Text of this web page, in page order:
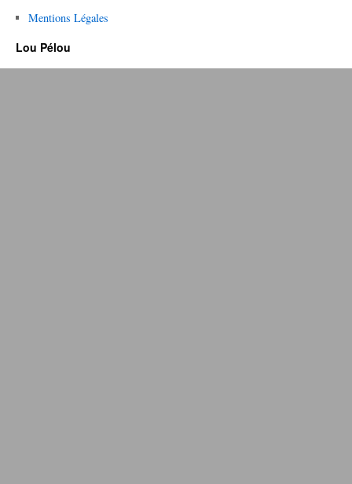
Mentions Légales
Lou Pélou